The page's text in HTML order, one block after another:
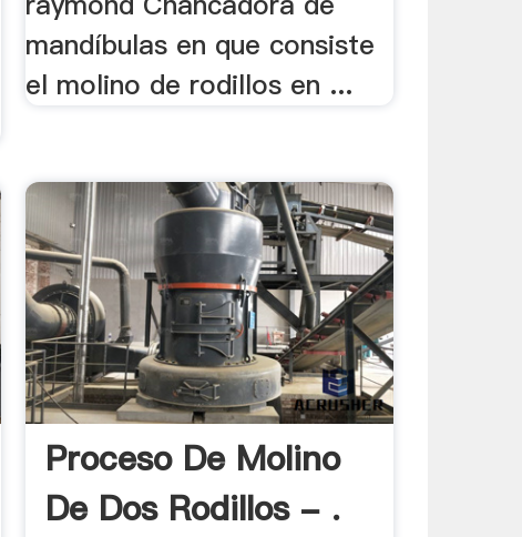
mandíbulas en que consiste
el molino de rodillos en ...
Proceso De Molino
De Dos Rodillos - .